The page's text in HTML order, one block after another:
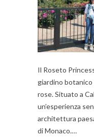
Il Roseto
giardino
rose. Situato a
un’esperienza
architettura
di Monaco.…